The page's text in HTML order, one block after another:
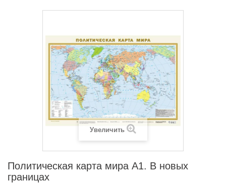
Увеличить
Политическая карта мира А1. В новых
границах